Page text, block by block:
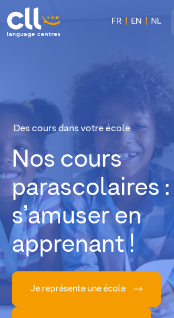
CLL
FR EN NL
Des cours dans votre école
Nos cours
parascolaires :
s’amuser en
apprenant !
Je représente une école